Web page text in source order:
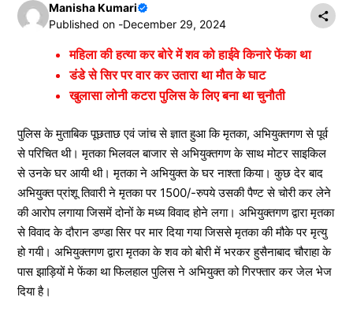
Manisha Kumari
Published on -December 29, 2024
महिला की हत्या कर बोरे में शव को हाईवे किनारे फेंका था
डंडे से सिर पर वार कर उतारा था मौत के घाट
खुलासा लोनी कटरा पुलिस के लिए बना था चुनौती
पुलिस के मुताबिक पूछताछ एवं जांच से ज्ञात हुआ कि मृतका, अभियुक्तगण से पूर्व
से परिचित थी। मृतका भिलवल बाजार से अभियुक्तगण के साथ मोटर साइकिल
से उनके घर आयी थी। मृतका ने अभियुक्त के घर नाश्ता किया। कुछ देर बाद
अभियुक्त प्रांशू तिवारी ने मृतका पर 1500/-रुपये उसकी पैण्ट से चोरी कर लेने
की आरोप लगाया जिसमें दोनों के मध्य विवाद होने लगा। अभियुक्तगण द्वारा मृतका
से विवाद के दौरान डण्डा सिर पर मार दिया गया जिससे मृतका की मौके पर मृत्यु
हो गयी। अभियुक्तगण द्वारा मृतका के शव को बोरी में भरकर हुसैनाबाद चौराहा के
पास झाड़ियों मे फेंका था फिलहाल पुलिस ने अभियुक्त को गिरफ्तार कर जेल भेज
दिया है।